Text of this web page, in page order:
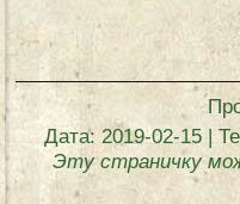
Дата: 2019-02-15 |
Эту страничку